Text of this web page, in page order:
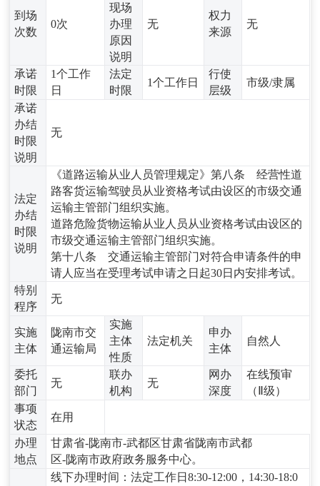
到场
次数
0次
现场
办理
原因
说明
无
权力
来源
无
承诺
时限
1个工作
日
法定
时限
1个工作日
行使
层级
市级/隶属
承诺
办结
时限
说明
无
法定
办结
时限
说明
《道路运输从业人员管理规定》第八条 经营性道
路客货运输驾驶员从业资格考试由设区的市级交通
运输主管部门组织实施。
道路危险货物运输从业人员从业资格考试由设区的
市级交通运输主管部门组织实施。
第十八条 交通运输主管部门对符合申请条件的申
请人应当在受理考试申请之日起30日内安排考试。
特别
程序
无
实施
主体
陇南市交
通运输局
实施
主体
性质
法定机关
申办
主体
自然人
委托
部门
无
联办
机构
无
网办
深度
在线预审
（Ⅱ级）
事项
状态
在用
办理
地点
甘肃省-陇南市-武都区甘肃省陇南市武都
区-陇南市政府政务服务中心。
线下办理时间：法定工作日8:30-12:00，14:30-18:0